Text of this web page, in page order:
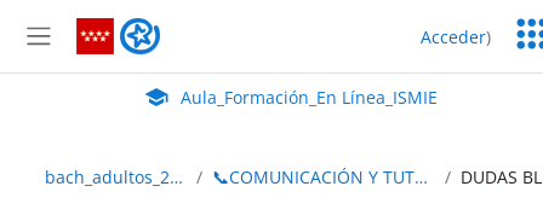
Panel lateral
Aula_Formación_En Línea_ISMIE Acceder)
Aula Virtual de EducaMadrid:
Aula_Formación_En Línea_ISMIE
bach_adultos_2edición 📞COMUNICACIÓN Y TUTORIZACIÓN